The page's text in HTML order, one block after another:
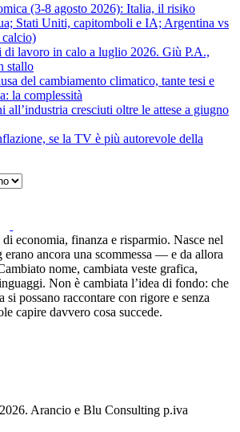
(3-8 agosto 2026): Italia, il risiko
Stati Uniti, capitomboli e IA; Argentina vs
calcio)
di lavoro in calo a luglio 2026. Giù P.A.,
stallo
del cambiamento climatico, tante tesi e
la complessità
all’industria cresciuti oltre le attese a giugno
se la TV è più autorevole della
economia, finanza e risparmio. Nasce nel
ancora una scommessa — e da allora
nome, cambiata veste grafica,
Non è cambiata l’idea di fondo: che
si possano raccontare con rigore e senza
capire davvero cosa succede.
Arancio e Blu Consulting p.iva